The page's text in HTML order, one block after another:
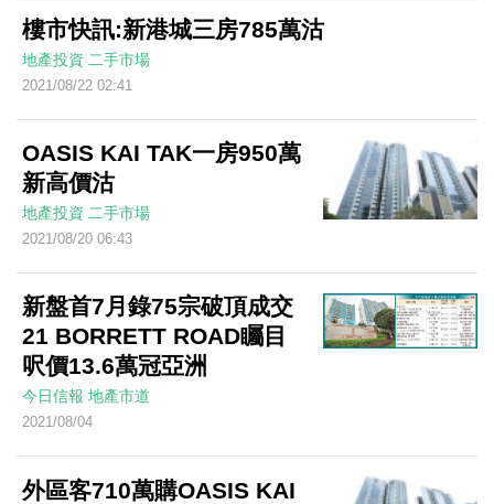
樓市快訊:新港城三房785萬沽
地產投資 二手市場
2021/08/22 02:41
OASIS KAI TAK一房950萬
新高價沽
地產投資 二手市場
2021/08/20 06:43
新盤首7月錄75宗破頂成交
21 BORRETT ROAD矚目
呎價13.6萬冠亞洲
今日信報 地產市道
2021/08/04
外區客710萬購OASIS KAI